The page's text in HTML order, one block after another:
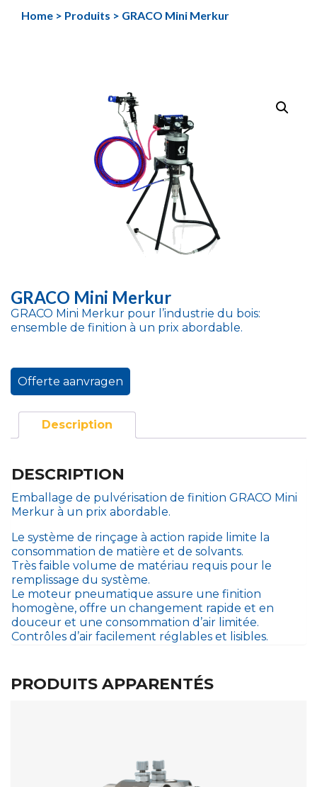
Home > Produits > GRACO Mini Merkur
GRACO Mini Merkur
GRACO Mini Merkur pour l’industrie du bois:
ensemble de finition à un prix abordable.
Offerte aanvragen
Description
DESCRIPTION
Emballage de pulvérisation de finition GRACO Mini
Merkur à un prix abordable.
Le système de rinçage à action rapide limite la
consommation de matière et de solvants.
Très faible volume de matériau requis pour le
remplissage du système.
Le moteur pneumatique assure une finition
homogène, offre un changement rapide et en
douceur et une consommation d’air limitée.
Contrôles d’air facilement réglables et lisibles.
PRODUITS APPARENTÉS